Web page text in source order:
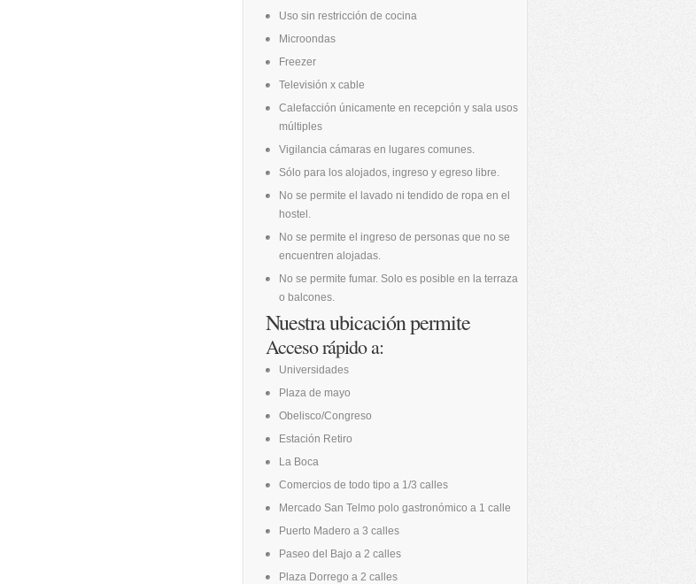
Uso sin restricción de cocina
Microondas
Freezer
Televisión x cable
Calefacción únicamente en recepción y sala usos
múltiples
Vigilancia cámaras en lugares comunes.
Sólo para los alojados, ingreso y egreso libre.
No se permite el lavado ni tendido de ropa en el
hostel.
No se permite el ingreso de personas que no se
encuentren alojadas.
No se permite fumar. Solo es posible en la terraza
o balcones.
Nuestra ubicación permite
Acceso rápido a:
Universidades
Plaza de mayo
Obelisco/Congreso
Estación Retiro
La Boca
Comercios de todo tipo a 1/3 calles
Mercado San Telmo polo gastronómico a 1 calle
Puerto Madero a 3 calles
Paseo del Bajo a 2 calles
Plaza Dorrego a 2 calles